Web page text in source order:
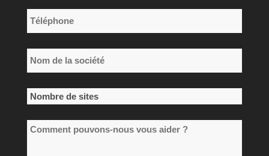
*
Téléphone
*
Nom
de
la
société
*
Nombre
sites
Comment